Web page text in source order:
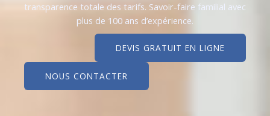
transparence totale des tarifs. Savoir-faire familial avec
plus de 100 ans d’expérience.
DEVIS GRATUIT EN LIGNE
NOUS CONTACTER